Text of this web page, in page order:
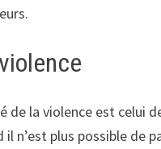
la violence est celui
il n’est plus possible de